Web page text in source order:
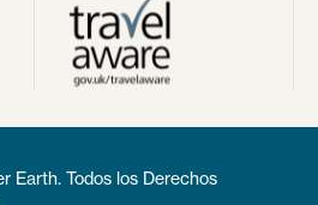
Earth. Todos los Derechos